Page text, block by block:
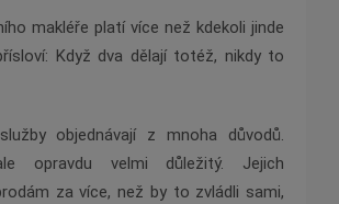
makléře platí více než kdekoli jinde
Když dva dělají totéž, nikdy to
objednávají z mnoha důvodů.
opravdu velmi důležitý. Jejich
za více, než by to zvládli sami,